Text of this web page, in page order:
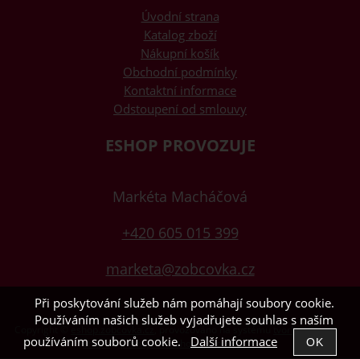
Úvodní strana
Katalog zboží
Nákupní košík
Obchodní podmínky
Kontaktní informace
Odstoupení od smlouvy
ESHOP PROVOZUJE
Markéta Macháčová
+420 605 015 399
marketa@zobcovka.cz
provozováno na systému
tvorba e-
shopuapronájem e-shopuShop5.cz
Při poskytování služeb nám pomáhají soubory cookie.
Používáním našich služeb vyjadřujete souhlas s naším
používáním souborů cookie. Další informace